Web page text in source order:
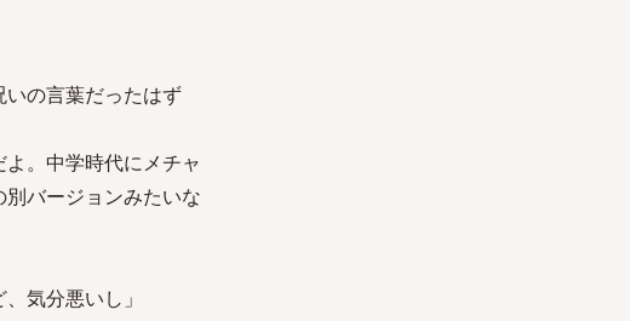
の言葉だったはず
。中学時代にメチャ
バージョンみたいな
気分悪いし」